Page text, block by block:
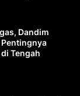
Dandim
Tengah